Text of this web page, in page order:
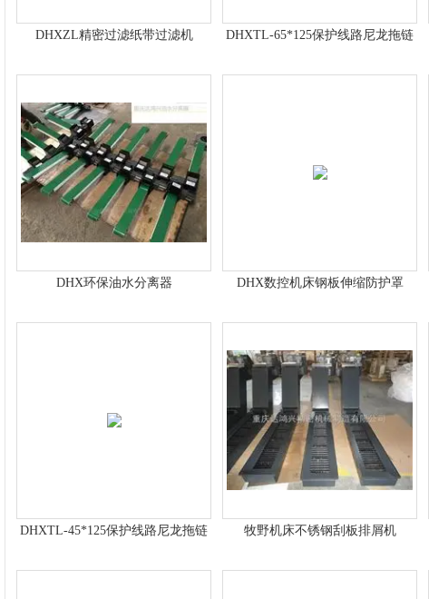
DHXZL精密过滤纸带过滤机 DHXTL-65*125保护线路尼龙拖链
DHX环保油水分离器 DHX数控机床钢板伸缩防护罩
DHXTL-45*125保护线路尼龙拖链 牧野机床不锈钢刮板排屑机